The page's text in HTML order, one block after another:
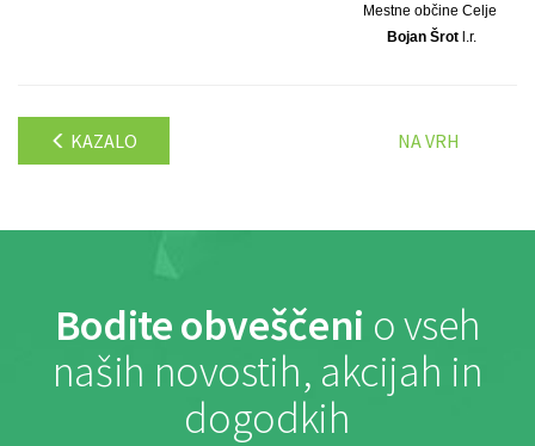
Mestne občine Celje
Bojan Šrot l.r.
KAZALO NA VRH
Bodite obveščeni o vseh
naših novostih, akcijah in
dogodkih